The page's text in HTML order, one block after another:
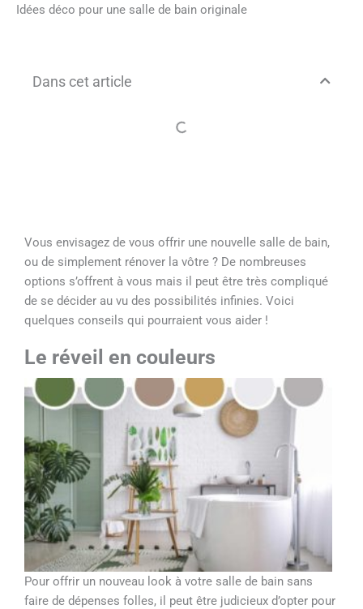
Idées déco pour une salle de bain originale
Dans cet article
Vous envisagez de vous offrir une nouvelle salle de bain,
ou de simplement rénover la vôtre ? De nombreuses
options s’offrent à vous mais il peut être très compliqué
de se décider au vu des possibilités infinies. Voici
quelques conseils qui pourraient vous aider !
Le réveil en couleurs
Pour offrir un nouveau look à votre salle de bain sans
faire de dépenses folles, il peut être judicieux d’opter pour